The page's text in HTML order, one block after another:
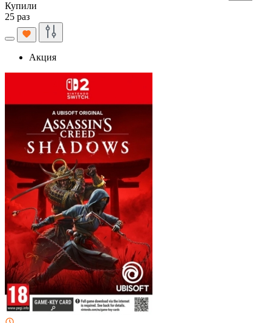
Купили
25 раз
Акция